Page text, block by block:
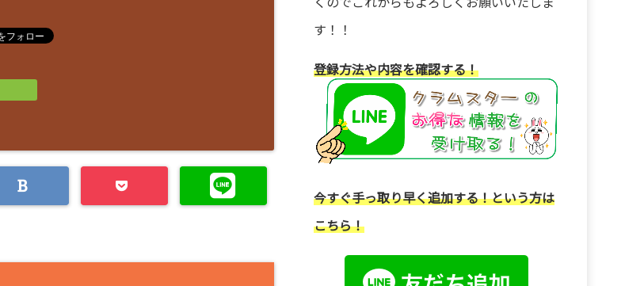
す！！
登録方法や内容を確認する！
今すぐ手っ取り早く追加する！という方は
こちら！